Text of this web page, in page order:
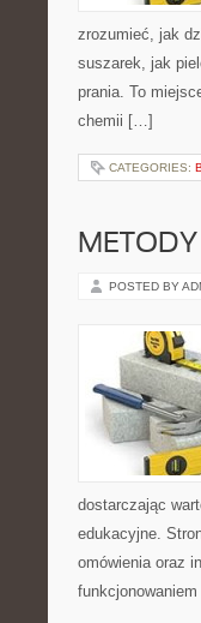
zrozumieć, jak
suszarek, jak
prania. To
chemii […]
CATEGORIES:
POSTED BY
dostarczając
edukacyjne.
omówienia oraz